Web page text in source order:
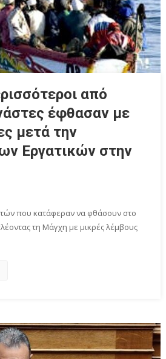
από
έφθασαν με
μετά την
Εργατικών στην
που κατάφεραν να φθάσουν στο
τη Μάγχη με μικρές λέμβους